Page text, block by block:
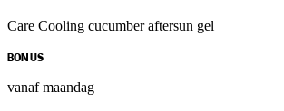
Care Cooling cucumber aftersun gel
BONUS
vanaf maandag